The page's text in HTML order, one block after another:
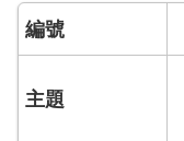
專
區
申